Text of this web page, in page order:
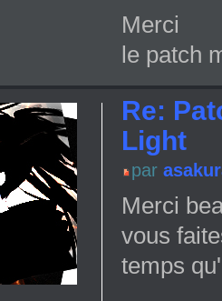
Merci
le patch
Re:
Light
par
Merci
vous
temps